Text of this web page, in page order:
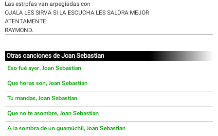
Las estrpfas van arpegiadas con
OJALA LES SIRVA SI LA ESCUCHA LES SALDRA MEJOR
ATENTAMENTE:
RAYMOND.
Otras canciones de Joan Sebastian
Eso fué ayer, Joan Sebastian
Que horas son, Joan Sebastian
Tu mandas, Joan Sebastian
Que no te asombre, Joan Sebastian
A la sombra de un guamúchil, Joan Sebastian